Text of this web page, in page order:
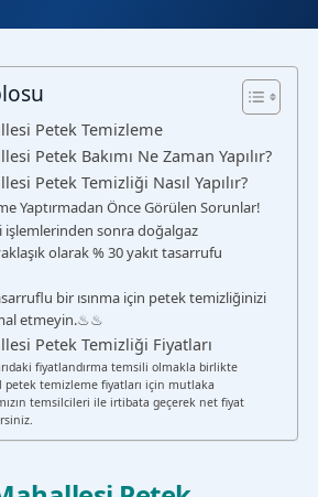
Petek Temizleme
Petek Bakımı Ne Zaman Yapılır?
Petek Temizliği Nasıl Yapılır?
Yaptırmadan Önce Görülen Sorunlar!
işlemlerinden sonra doğalgaz
olarak % 30 yakıt tasarrufu
bir ısınma için petek temizliğinizi
etmeyin.♨♨
Petek Temizliği Fiyatları
fiyatlandırma temsili olmakla birlikte
petek temizleme fiyatları için mutlaka
temsilcileri ile irtibata geçerek net fiyat